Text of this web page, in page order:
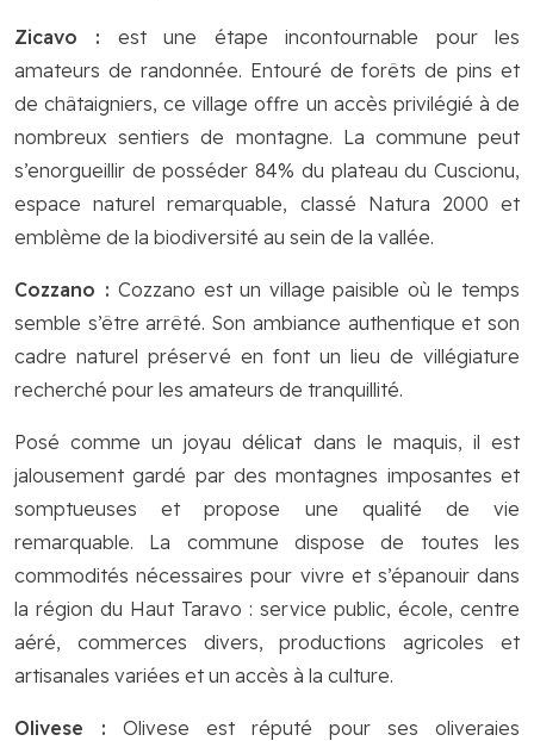
Zicavo : est une étape incontournable pour les
amateurs de randonnée. Entouré de forêts de pins et
de châtaigniers, ce village offre un accès privilégié à de
nombreux sentiers de montagne. La commune peut
s’enorgueillir de posséder 84% du plateau du Cuscionu,
espace naturel remarquable, classé Natura 2000 et
emblème de la biodiversité au sein de la vallée.
Cozzano :Cozzano est un village paisible où le temps
semble s’être arrêté. Son ambiance authentique et son
cadre naturel préservé en font un lieu de villégiature
recherché pour les amateurs de tranquillité.
Posé comme un joyau délicat dans le maquis, il est
jalousement gardé par des montagnes imposantes et
somptueuses et propose une qualité de vie
remarquable. La commune dispose de toutes les
commodités nécessaires pour vivre et s’épanouir dans
la région du Haut Taravo : service public, école, centre
aéré, commerces divers, productions agricoles et
artisanales variées et un accès à la culture.
Olivese : Olivese est réputé pour ses oliveraies